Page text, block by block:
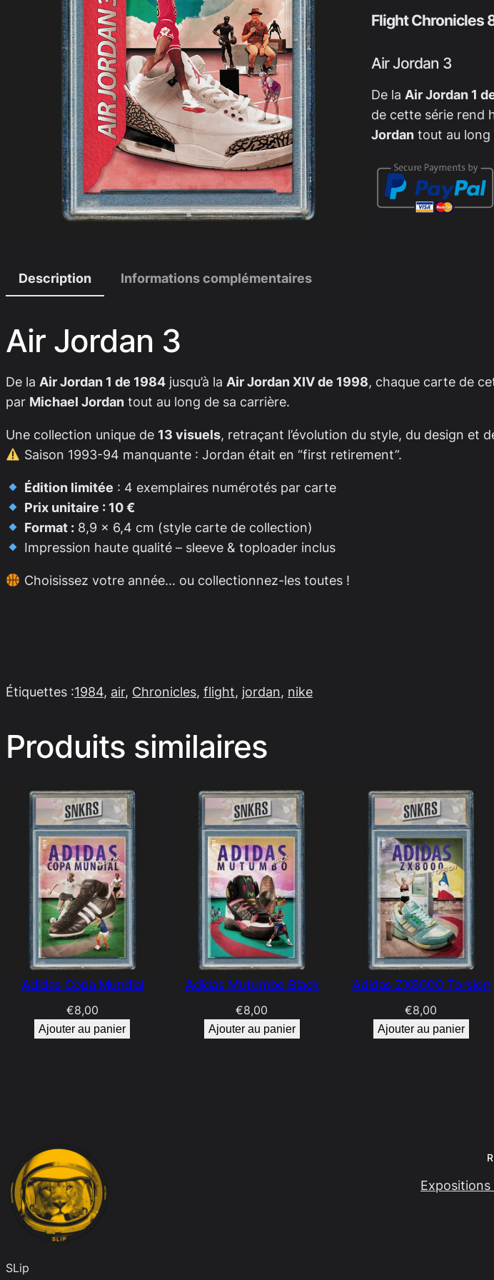
Flight Chronicles
Air Jordan 3
De la Air Jordan 1
de cette série rend
Jordan tout au long
Description Informations complémentaires
Air Jordan 3
De la Air Jordan 1 de 1984 jusqu’à la Air Jordan XIV de 1998, chaque carte de
par Michael Jordan tout au long de sa carrière.
Une collection unique de 13 visuels, retraçant l’évolution du style, du design et
Saison 1993-94 manquante : Jordan était en “first retirement”.
Édition limitée : 4 exemplaires numérotés par carte
Prix unitaire : 10 €
Format :8,9 x 6,4 cm (style carte de collection)
Impression haute qualité – sleeve & toploader inclus
Choisissez votre année… ou collectionnez-les toutes !
Étiquettes :1984, air, Chronicles, flight, jordan, nike
Produits similaires
Adidas Copa Mundial
€8,00
Ajouter au panier
Adidas Mutumbo Black
€8,00
Ajouter au panier
Adidas ZX8000 Torsion
€8,00
Ajouter au panier
SLip